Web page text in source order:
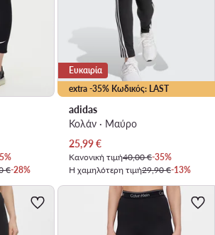
€-28%
extra -35% Κωδικός: LAST
Ευκαιρία
adidas
Κολάν · Μαύρο
Τρέχουσα τιμή
25,99€
Κανονική τιμή40,00 €-35%
Η χαμηλότερη τιμή29,90 €-13%